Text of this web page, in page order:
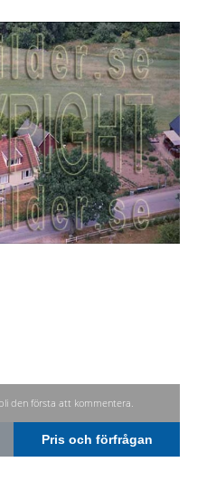
den första att kommentera.
Pris och förfrågan